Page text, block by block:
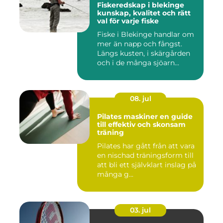
Fiskeredskap i blekinge
kunskap, kvalitet och rätt
val för varje fiske
Fiske i Blekinge handlar om
mer än napp och fångst.
Längs kusten, i skärgården
och i de många sjöarn...
08. jul
Pilates maskiner en guide
till effektiv och skonsam
träning
Pilates har gått från att vara
en nischad träningsform till
att bli ett självklart inslag på
många g...
03. jul